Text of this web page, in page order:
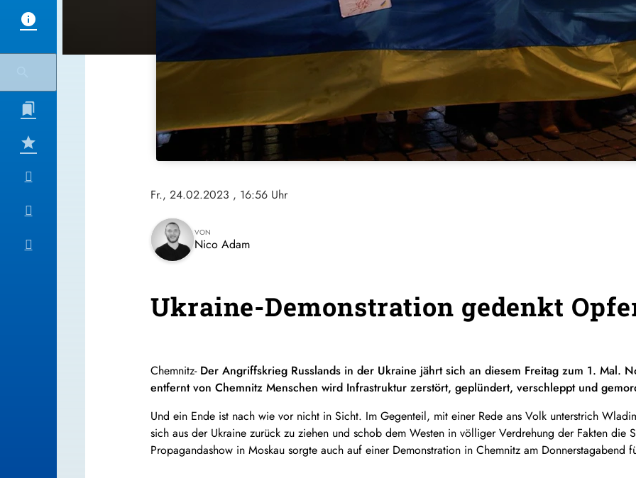
Fr., 24.02.2023 , 16:56 Uhr
VON
Nico Adam
Ukraine-Demonstration gedenkt
Chemnitz- Der Angriffskrieg Russlands in der Ukraine jährt sich an diesem Freitag zum 1. Mal.
entfernt von Chemnitz Menschen wird Infrastruktur zerstört, geplündert, verschleppt und
Und ein Ende ist nach wie vor nicht in Sicht. Im Gegenteil, mit einer Rede ans Volk unterstrich
sich aus der Ukraine zurück zu ziehen und schob dem Westen in völliger Verdrehung der Fakten
Propagandashow in Moskau sorgte auch auf einer Demonstration in Chemnitz am Donnerstagabend